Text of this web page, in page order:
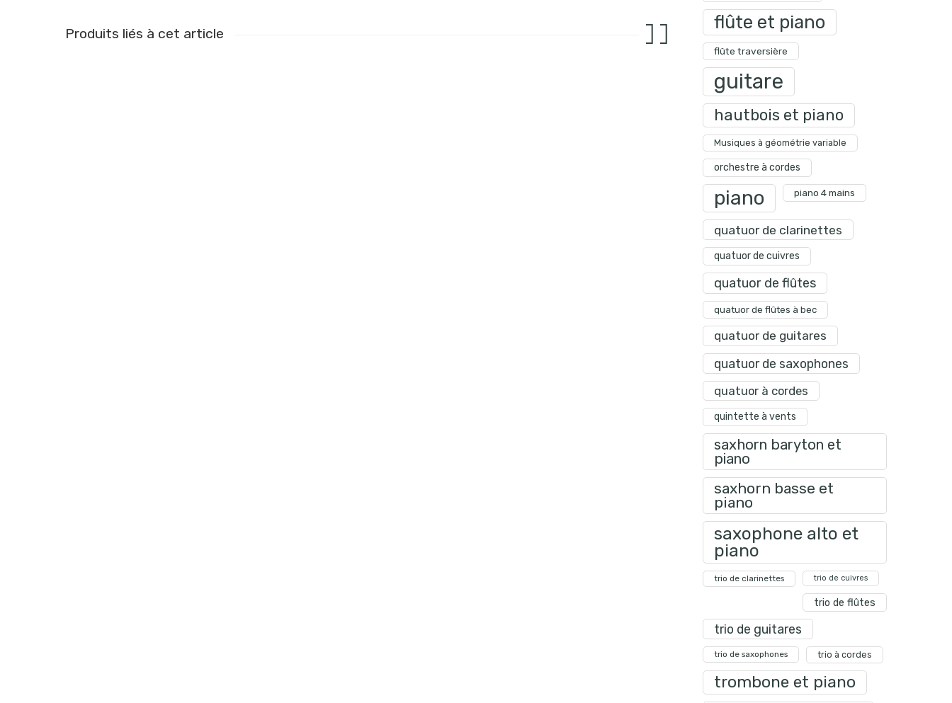
Produits liés à cet article
flûte et piano
flûte traversière
guitare
hautbois et piano
Musiques à géométrie variable
orchestre à cordes
piano piano 4 mains
quatuor de clarinettes
quatuor de cuivres
quatuor de flûtes
quatuor de flûtes à bec
quatuor de guitares
quatuor de saxophones
quatuor à cordes
quintette à vents
saxhorn baryton et
piano
saxhorn basse et
piano
saxophone alto et
piano
trio de clarinettes trio de cuivres
trio de flûtes
trio de guitares
trio de saxophones trio à cordes
trombone et piano